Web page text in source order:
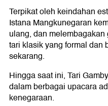
Terpikat oleh keindahan
Istana Mangkunegaran
ulang, dan
tari klasik yang formal dan
sekarang.
Hingga saat ini, Tari
dalam berbagai upacara
kenegaraan.